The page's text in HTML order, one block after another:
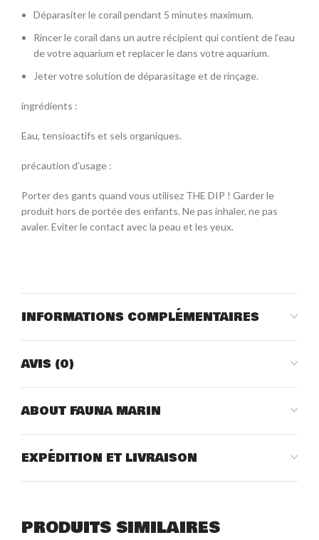
Déparasiter le corail pendant 5 minutes maximum.
Rincer le corail dans un autre récipient qui contient de l’eau
de votre aquarium et replacer le dans votre aquarium.
Jeter votre solution de déparasitage et de rinçage.
ingrédients :
Eau, tensioactifs et sels organiques.
précaution d’usage :
Porter des gants quand vous utilisez THE DIP ! Garder le
produit hors de portée des enfants. Ne pas inhaler, ne pas
avaler. Eviter le contact avec la peau et les yeux.
INFORMATIONS COMPLÉMENTAIRES
AVIS (0)
ABOUT FAUNA MARIN
EXPÉDITION ET LIVRAISON
PRODUITS SIMILAIRES